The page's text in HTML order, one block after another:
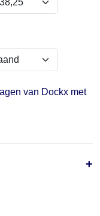
van Dockx met